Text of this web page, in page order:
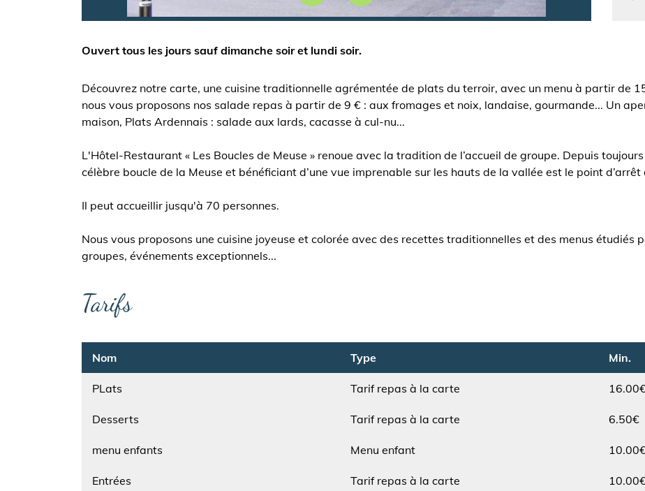
Ouvert tous les jours sauf dimanche soir et lundi soir.
Découvrez notre carte, une cuisine traditionnelle agrémentée de plats du terroir, avec un menu à partir de
nous vous proposons nos salade repas à partir de 9 € : aux fromages et noix, landaise, gourmande... Un
maison, Plats Ardennais : salade aux lards, cacasse à cul-nu...
L'Hôtel-Restaurant « Les Boucles de Meuse » renoue avec la tradition de l’accueil de groupe. Depuis
célèbre boucle de la Meuse et bénéficiant d’une vue imprenable sur les hauts de la vallée est le point
Il peut accueillir jusqu'à 70 personnes.
Nous vous proposons une cuisine joyeuse et colorée avec des recettes traditionnelles et des menus étudiés
groupes, événements exceptionnels...
Tarifs
Nom
PLats
Type
Tarif repas à la carte
Min.
Desserts Tarif repas à la carte 6.50€
menu enfants Menu enfant
Entrées Tarif repas à la carte